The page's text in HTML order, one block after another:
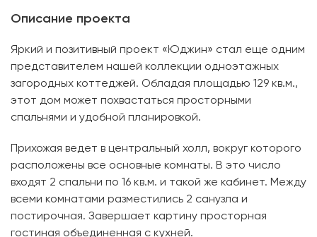
Описание проекта
Яркий и позитивный проект «Юджин» стал еще одним
представителем нашей коллекции одноэтажных
загородных коттеджей. Обладая площадью 129 кв.м.,
этот дом может похвастаться просторными
спальнями и удобной планировкой.
Прихожая ведет в центральный холл, вокруг которого
расположены все основные комнаты. В это число
входят 2 спальни по 16 кв.м. и такой же кабинет. Между
всеми комнатами разместились 2 санузла и
постирочная. Завершает картину просторная
гостиная объединенная с кухней.